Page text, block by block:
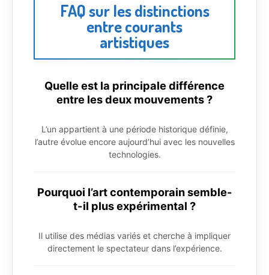
FAQ sur les distinctions
entre courants
artistiques
Quelle est la principale différence
entre les deux mouvements ?
L’un appartient à une période historique définie,
l’autre évolue encore aujourd’hui avec les nouvelles
technologies.
Pourquoi l’art contemporain semble-
t-il plus expérimental ?
Il utilise des médias variés et cherche à impliquer
directement le spectateur dans l’expérience.